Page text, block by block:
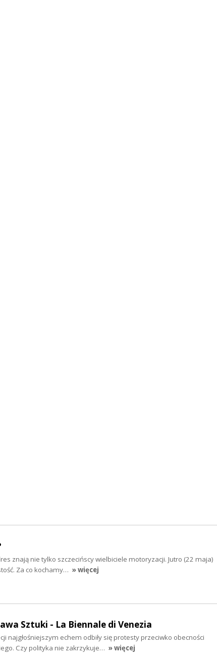
znają nie tylko szczecińscy wielbiciele motoryzacji. Jutro (22 maja)
Za co kochamy… » więcej
Sztuki - La Biennale di Venezia
najgłośniejszym echem odbiły się protesty przeciwko obecności
Czy polityka nie zakrzykuje… » więcej